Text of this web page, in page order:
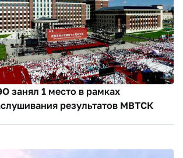
занял 1 место в рамках
результатов МВТСК